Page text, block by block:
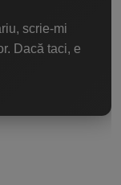
scrie-mi
Dacă taci, e